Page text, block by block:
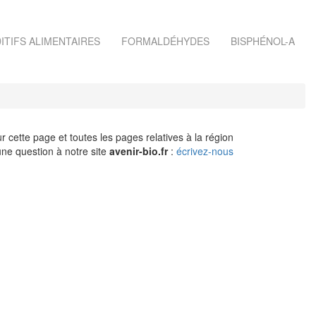
ALIMENTAIRES FORMALDÉHYDES BISPHÉNOL-A
cette page et toutes les pages relatives à la région
question à notre siteavenir-bio.fr: écrivez-nous